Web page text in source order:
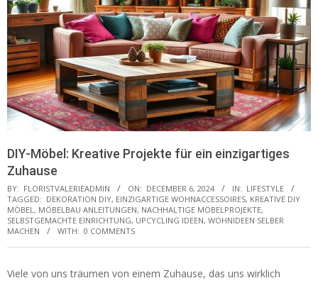
DIY-Möbel: Kreative Projekte für ein einzigartiges
Zuhause
BY: FLORISTVALERIEADMIN ON: DECEMBER 6, 2024 IN: LIFESTYLE
TAGGED: DEKORATION DIY, EINZIGARTIGE WOHNACCESSOIRES, KREATIVE DIY
MÖBEL, MÖBELBAU ANLEITUNGEN, NACHHALTIGE MÖBELPROJEKTE,
SELBSTGEMACHTE EINRICHTUNG, UPCYCLING IDEEN, WOHNIDEEN SELBER
MACHEN
WITH: 0 COMMENTS
Viele von uns träumen von einem Zuhause, das uns wirklich